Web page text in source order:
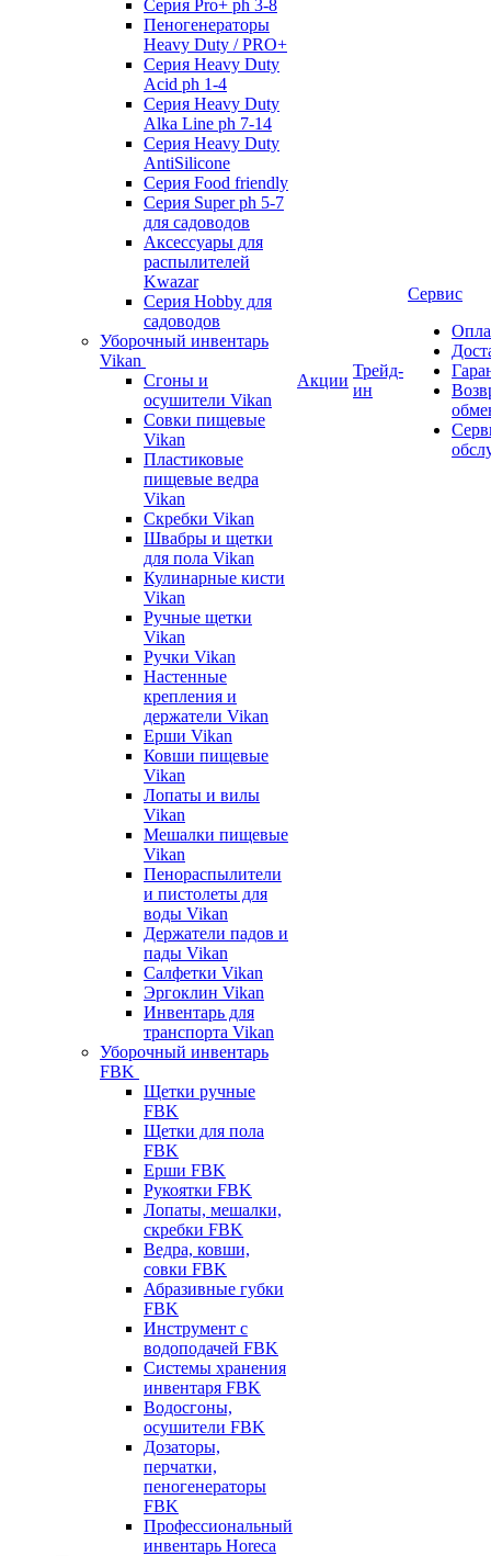
Серия Pro+ ph 3-8
Пеногенераторы
Heavy Duty / PRO+
Серия Heavy Duty
Acid ph 1-4
Серия Heavy Duty
Alka Line ph 7-14
Серия Heavy Duty
AntiSilicone
Серия Food friendly
Серия Super ph 5-7
для садоводов
Аксессуары для
распылителей
Kwazar
Серия Hobby для
садоводов
Уборочный инвентарь
Vikan
Сгоны и
осушители Vikan
Совки пищевые
Vikan
Пластиковые
пищевые ведра
Vikan
Скребки Vikan
Швабры и щетки
для пола Vikan
Кулинарные кисти
Vikan
Ручные щетки
Vikan
Ручки Vikan
Настенные
крепления и
держатели Vikan
Ерши Vikan
Ковши пищевые
Vikan
Лопаты и вилы
Vikan
Мешалки пищевые
Vikan
Пенораспылители
и пистолеты для
воды Vikan
Держатели падов и
пады Vikan
Салфетки Vikan
Эргоклин Vikan
Инвентарь для
транспорта Vikan
Уборочный инвентарь
FBK
Щетки ручные
FBK
Щетки для пола
FBK
Ерши FBK
Рукоятки FBK
Лопаты, мешалки,
скребки FBK
Ведра, ковши,
совки FBK
Абразивные губки
FBK
Инструмент с
водоподачей FBK
Системы хранения
инвентаря FBK
Водосгоны,
осушители FBK
Дозаторы,
перчатки,
пеногенераторы
FBK
Профессиональный
инвентарь Horeca
Акции
Трейд-
ин
Сервис